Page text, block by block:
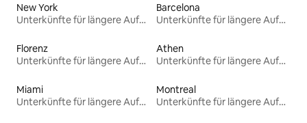
New York
Unterkünfte für längere Aufenthalte
Barcelona
Unterkünfte für längere Aufenthalte
Florenz
Unterkünfte für längere Aufenthalte
Athen
Unterkünfte für längere Aufenthalte
Miami
Unterkünfte für längere Aufenthalte
Montreal
Unterkünfte für längere Aufenthalte